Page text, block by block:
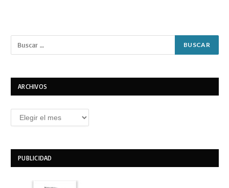
ARCHIVOS
Archivos
PUBLICIDAD